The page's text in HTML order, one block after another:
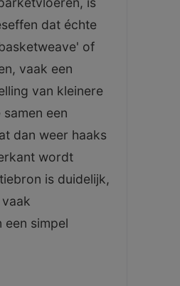
dat échte
of
vaak een
van kleinere
een
dan weer haaks
wordt
is duidelijk,
een simpel